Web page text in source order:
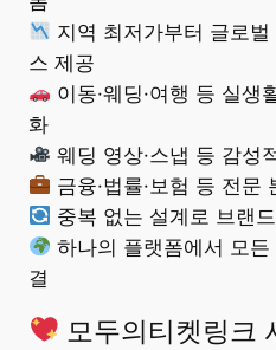
지역 최저가부터 글로
스 제공
이동·웨딩·여행 등 실
화
웨딩 영상·스냅 등 감성
금융·법률·보험 등 전문
중복 없는 설계로 브랜
하나의 플랫폼에서 모
결
모두의티켓링크